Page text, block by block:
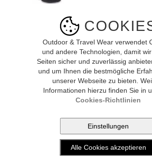
Outdoor & Travel Wear verwendet
und andere Technologien, damit
Seiten sicher und zuverlässig
und um Ihnen die bestmögliche
unserer Webseite zu bieten.
Informationen hierzu finden Sie in
Cookies-Richtlinien
(black)
Der Titan GORE-
verfügt über eine
und haltbare ...
99.90 CHF
Dakine
Was passiert, wenn
recyceltes
...
119.00 CHF